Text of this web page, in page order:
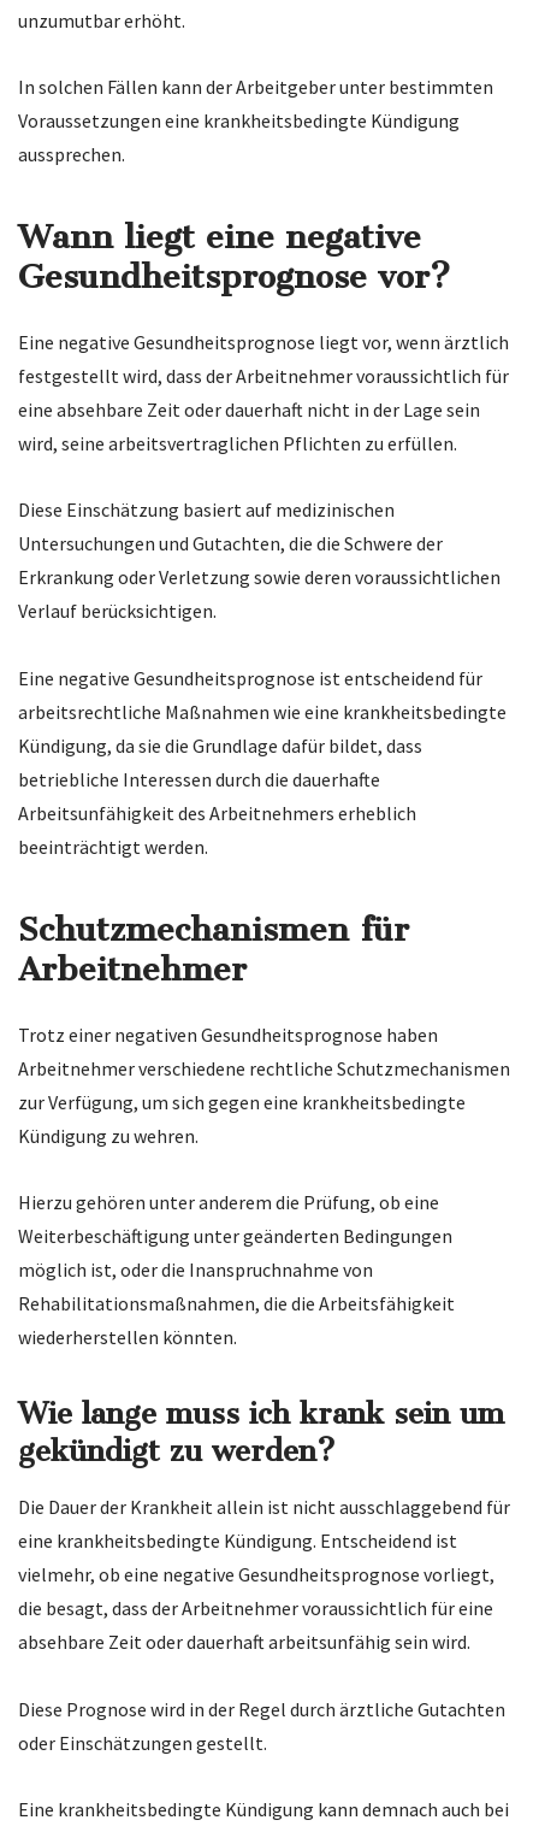
unzumutbar erhöht.
In solchen Fällen kann der Arbeitgeber unter bestimmten
Voraussetzungen eine krankheitsbedingte Kündigung
aussprechen.
Wann liegt eine negative
Gesundheitsprognose vor?
Eine negative Gesundheitsprognose liegt vor, wenn ärztlich
festgestellt wird, dass der Arbeitnehmer voraussichtlich für
eine absehbare Zeit oder dauerhaft nicht in der Lage sein
wird, seine arbeitsvertraglichen Pflichten zu erfüllen.
Diese Einschätzung basiert auf medizinischen
Untersuchungen und Gutachten, die die Schwere der
Erkrankung oder Verletzung sowie deren voraussichtlichen
Verlauf berücksichtigen.
Eine negative Gesundheitsprognose ist entscheidend für
arbeitsrechtliche Maßnahmen wie eine krankheitsbedingte
Kündigung, da sie die Grundlage dafür bildet, dass
betriebliche Interessen durch die dauerhafte
Arbeitsunfähigkeit des Arbeitnehmers erheblich
beeinträchtigt werden.
Schutzmechanismen für
Arbeitnehmer
Trotz einer negativen Gesundheitsprognose haben
Arbeitnehmer verschiedene rechtliche Schutzmechanismen
zur Verfügung, um sich gegen eine krankheitsbedingte
Kündigung zu wehren.
Hierzu gehören unter anderem die Prüfung, ob eine
Weiterbeschäftigung unter geänderten Bedingungen
möglich ist, oder die Inanspruchnahme von
Rehabilitationsmaßnahmen, die die Arbeitsfähigkeit
wiederherstellen könnten.
Wie lange muss ich krank sein um
gekündigt zu werden?
Die Dauer der Krankheit allein ist nicht ausschlaggebend für
eine krankheitsbedingte Kündigung. Entscheidend ist
vielmehr, ob eine negative Gesundheitsprognose vorliegt,
die besagt, dass der Arbeitnehmer voraussichtlich für eine
absehbare Zeit oder dauerhaft arbeitsunfähig sein wird.
Diese Prognose wird in der Regel durch ärztliche Gutachten
oder Einschätzungen gestellt.
Eine krankheitsbedingte Kündigung kann demnach auch bei